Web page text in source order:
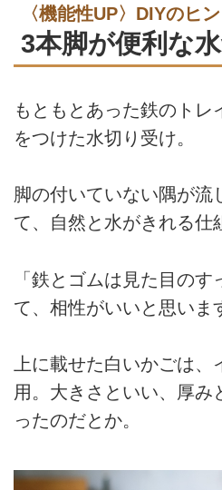
〈機能性UP〉DIYのヒ
3本脚が便利な
もともとあった鉄のトレ
をつけた水切り受け。
脚の付いていない隅が流
て、自然と水がきれる仕
「鉄とゴムは見た目の
て、相性がいいと思いま
上に載せた白いかごは
用。大きさといい、厚み
ったのだとか。